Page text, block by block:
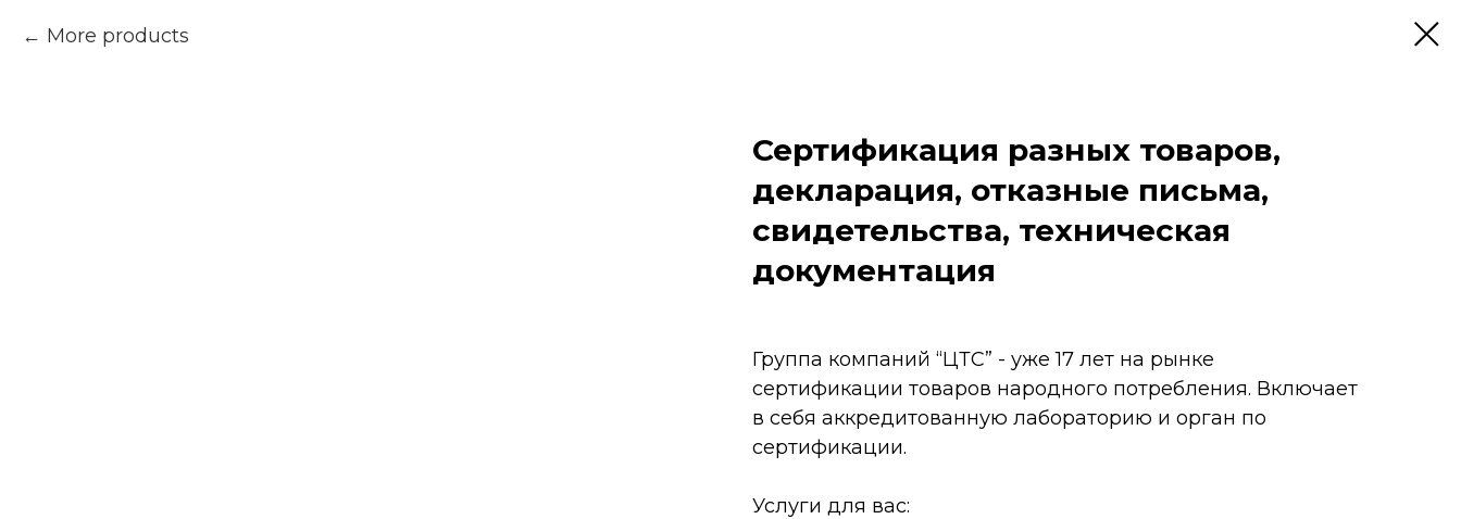
More products
Сертификация разных товаров,
декларация, отказные письма,
свидетельства, техническая
документация
Группа компаний “ЦТС” - уже 17 лет на рынке
сертификации товаров народного потребления. Включает
в себя аккредитованную лабораторию и орган по
сертификации.
Услуги для вас: